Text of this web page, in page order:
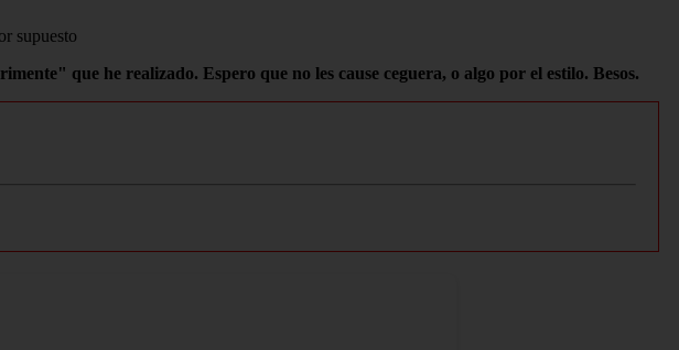
supuesto
que he realizado. Espero que no les cause ceguera, o algo por el estilo. Besos.